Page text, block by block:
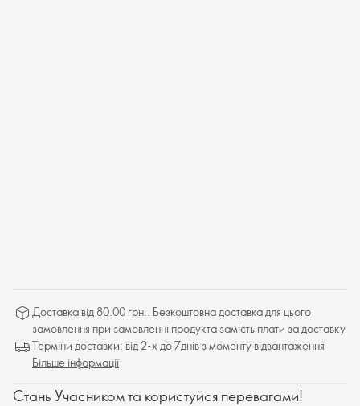
Доставка від 80.00 грн.. Безкоштовна доставка для цього
замовлення при замовленні продукта замість плати за доставку
Терміни доставки: від 2-х до 7днів з моменту відвантаження
Більше інформації
Стань Учасником та користуйся перевагами!